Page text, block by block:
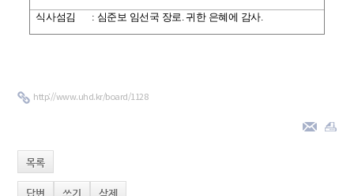
식사섬김 : 심준보 임선국 장로.귀한 은혜에 감사.
http://www.uhd.kr/board/1128
목록
답변 쓰기 삭제